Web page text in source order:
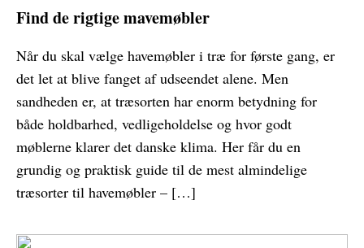
Find de rigtige mavemøbler
Når du skal vælge havemøbler i træ for første gang, er
det let at blive fanget af udseendet alene. Men
sandheden er, at træsorten har enorm betydning for
både holdbarhed, vedligeholdelse og hvor godt
møblerne klarer det danske klima. Her får du en
grundig og praktisk guide til de mest almindelige
træsorter til havemøbler – […]